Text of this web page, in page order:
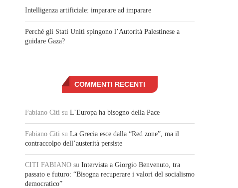
Intelligenza artificiale: imparare ad imparare
Perché gli Stati Uniti spingono l’Autorità Palestinese a
guidare Gaza?
COMMENTI RECENTI
Fabiano Citi su L’Europa ha bisogno della Pace
Fabiano Citi su La Grecia esce dalla “Red zone”, ma il
contraccolpo dell’austerità persiste
CITI FABIANO su Intervista a Giorgio Benvenuto, tra
passato e futuro: “Bisogna recuperare i valori del socialismo
democratico”